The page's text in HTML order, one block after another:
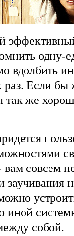
одну-
вдолбить
раз. Если
так же
совсем
заучивания
собой.